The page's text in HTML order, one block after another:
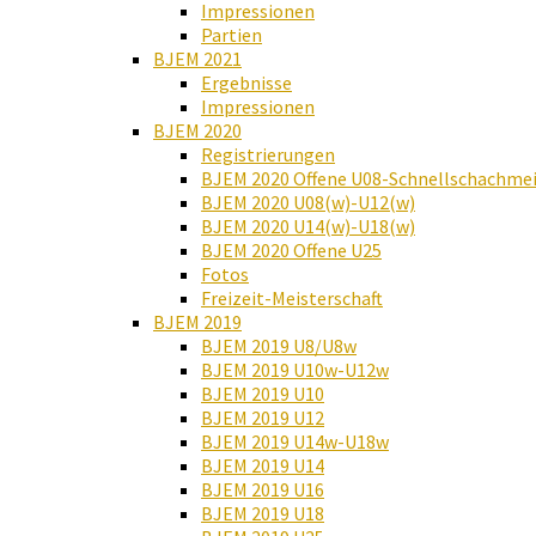
Impressionen
Partien
BJEM 2021
Ergebnisse
Impressionen
BJEM 2020
Registrierungen
BJEM 2020 Offene U08-
BJEM 2020 U08(w)-U12(w)
BJEM 2020 U14(w)-U18(w)
BJEM 2020 Offene U25
Fotos
Freizeit-Meisterschaft
BJEM 2019
BJEM 2019 U8/U8w
BJEM 2019 U10w-U12w
BJEM 2019 U10
BJEM 2019 U12
BJEM 2019 U14w-U18w
BJEM 2019 U14
BJEM 2019 U16
BJEM 2019 U18